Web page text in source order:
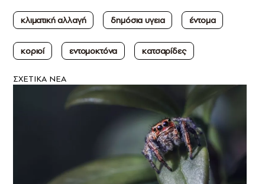
κλιματική αλλαγή δημόσια υγεια έντομα
κοριοί εντομοκτόνα κατσαρίδες
ΣXETIKA NEA